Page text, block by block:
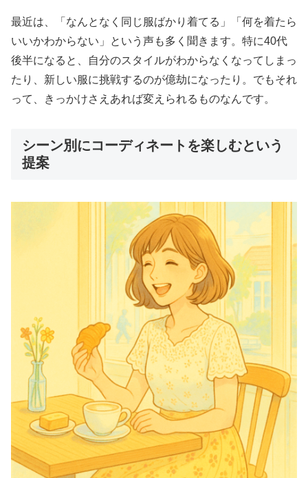
最近は、「なんとなく同じ服ばかり着てる」「何を着たら
いいかわからない」という声も多く聞きます。特に40代
後半になると、自分のスタイルがわからなくなってしまっ
たり、新しい服に挑戦するのが億劫になったり。でもそれ
って、きっかけさえあれば変えられるものなんです。
シーン別にコーディネートを楽しむという
提案